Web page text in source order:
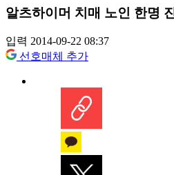
알츠하이머 치매 노인 한명
입력 2014-09-22 08:37
선호매체 추가